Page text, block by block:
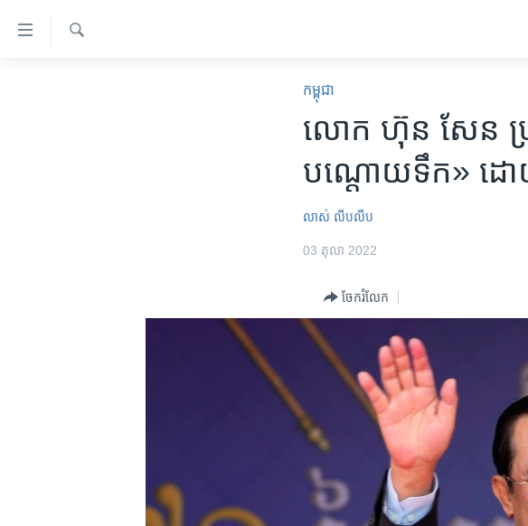
ទៅ​
កម្ពុជា
លោក ​ហ៊ុន សែន​ ប្រ
បណ្តោយ​ទឹក» ​ដោយ​
លាស់ លីបលីប
03 តុលា 2022
ចែករំលែក